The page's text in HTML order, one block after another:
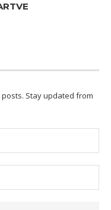
Stay updated from